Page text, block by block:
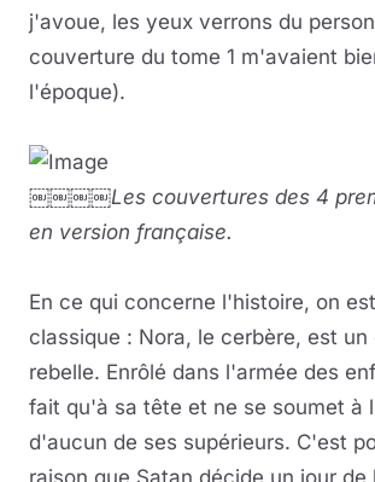
j'avoue, les yeux verrons du
couverture du tome 1 m'avaient
l'époque).
￼￼￼￼Les couvertures des 4
en version française.
En ce qui concerne l'histoire, on
classique : Nora, le cerbère, est un
rebelle. Enrôlé dans l'armée des
fait qu'à sa tête et ne se soumet à
d'aucun de ses supérieurs. C'est
raison que Satan décide un jour